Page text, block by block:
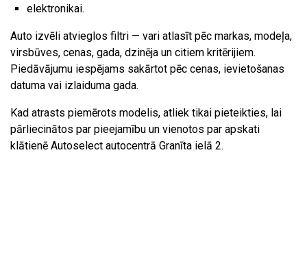
elektronikai.
Auto izvēli atvieglos filtri — vari atlasīt pēc markas, modeļa,
virsbūves, cenas, gada, dzinēja un citiem kritērijiem.
Piedāvājumu iespējams sakārtot pēc cenas, ievietošanas
datuma vai izlaiduma gada.
Kad atrasts piemērots modelis, atliek tikai pieteikties, lai
pārliecinātos par pieejamību un vienotos par apskati
klātienē Autoselect autocentrā Granīta ielā 2.